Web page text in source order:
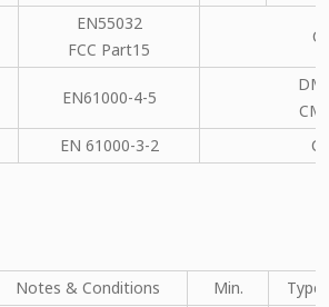
EN55032
FCC Part15
EN61000-4-5
DM
CM
EN 61000-3-2
Notes & Conditions Min. Type.